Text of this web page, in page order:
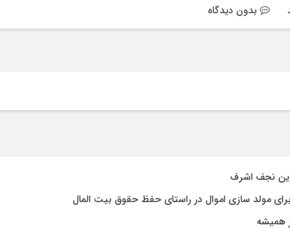
بدون دیدگاه
نجف اشرف
مولد سازی اموال در راستای حفظ حقوق بیت المال
همیشه